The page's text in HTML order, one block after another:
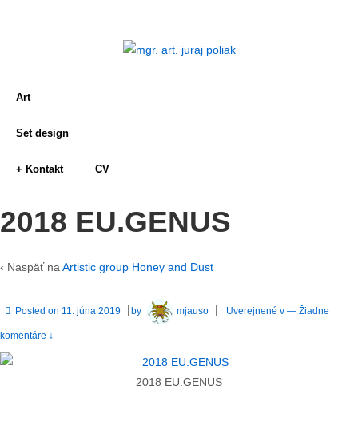
Art
Set design
+ Kontakt CV
2018 EU.GENUS
‹ Naspäť na Artistic group Honey and Dust
Posted on 11. júna 2019 by mjauso Uverejnené v — Žiadne
komentáre ↓
2018 EU.GENUS